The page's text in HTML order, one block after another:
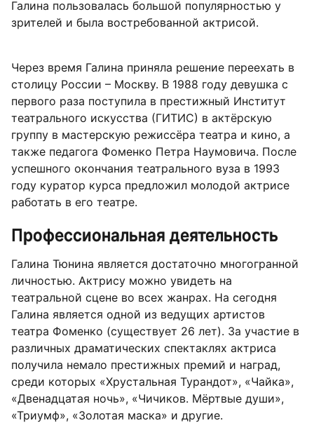
Галина пользовалась большой популярностью у
зрителей и была востребованной актрисой.
Через время Галина приняла решение переехать в
столицу России – Москву. В 1988 году девушка с
первого раза поступила в престижный Институт
театрального искусства (ГИТИС) в актёрскую
группу в мастерскую режиссёра театра и кино, а
также педагога Фоменко Петра Наумовича. После
успешного окончания театрального вуза в 1993
году куратор курса предложил молодой актрисе
работать в его театре.
Профессиональная деятельность
Галина Тюнина является достаточно многогранной
личностью. Актрису можно увидеть на
театральной сцене во всех жанрах. На сегодня
Галина является одной из ведущих артистов
театра Фоменко (существует 26 лет). За участие в
различных драматических спектаклях актриса
получила немало престижных премий и наград,
среди которых «Хрустальная Турандот», «Чайка»,
«Двенадцатая ночь», «Чичиков. Мёртвые души»,
«Триумф», «Золотая маска» и другие.